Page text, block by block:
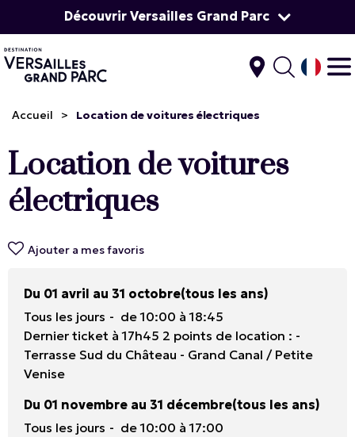
Découvrir Versailles Grand Parc
Accueil > Location de voitures électriques
Location de voitures
électriques
Ajouter a mes favoris
Du 01 avril au 31 octobre(tous les ans)
Tous les jours
de 10:00 à 18:45
Dernier ticket à 17h45 2 points de location : -
Terrasse Sud du Château - Grand Canal / Petite
Venise
Du 01 novembre au 31 décembre(tous les ans)
Tous les jours
de 10:00 à 17:00